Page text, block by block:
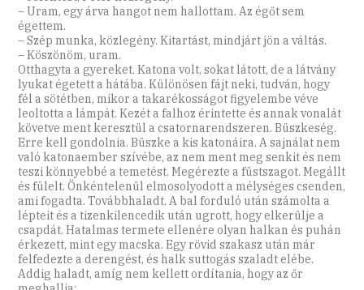
– Uram, egy árva hangot nem hallottam. Az égőt sem
égettem.
– Szép munka, közlegény. Kitartást, mindjárt jön a váltás.
– Köszönöm, uram.
Otthagyta a gyereket. Katona volt, sokat látott, de a látvány
lyukat égetett a hátába. Különösen fájt neki, tudván, hogy
fél a sötétben, mikor a takarékosságot figyelembe véve
leoltotta a lámpát. Kezét a falhoz érintette és annak vonalát
követve ment keresztül a csatornarendszeren. Büszkeség.
Erre kell gondolnia. Büszke a kis katonáira. A sajnálat nem
való katonaember szívébe, az nem ment meg senkit és nem
teszi könnyebbé a temetést. Megérezte a füstszagot. Megállt
és fülelt. Önkéntelenül elmosolyodott a mélységes csenden,
ami fogadta. Továbbhaladt. A bal forduló után számolta a
lépteit és a tizenkilencedik után ugrott, hogy elkerülje a
csapdát. Hatalmas termete ellenére olyan halkan és puhán
érkezett, mint egy macska. Egy rövid szakasz után már
felfedezte a derengést, és halk suttogás szaladt elébe.
Addig haladt, amíg nem kellett ordítania, hogy az őr